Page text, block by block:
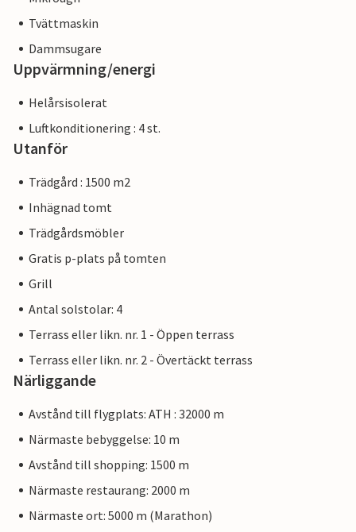
Tvättmaskin
Dammsugare
Uppvärmning/energi
Helårsisolerat
Luftkonditionering : 4 st.
Utanför
Trädgård : 1500 m2
Inhägnad tomt
Trädgårdsmöbler
Gratis p-plats på tomten
Grill
Antal solstolar: 4
Terrass eller likn. nr. 1 - Öppen terrass
Terrass eller likn. nr. 2 - Övertäckt terrass
Närliggande
Avstånd till flygplats: ATH : 32000 m
Närmaste bebyggelse: 10 m
Avstånd till shopping: 1500 m
Närmaste restaurang: 2000 m
Närmaste ort: 5000 m (Marathon)